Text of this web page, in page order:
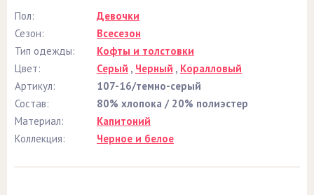
Пол:
Девочки
Сезон:
Всесезон
Тип одежды:
Кофты и толстовки
Цвет:
Серый , Черный , Коралловый
Артикул:
107-16/темно-серый
Состав:
80% хлопока / 20% полиэстер
Материал:
Капитоний
Коллекция:
Черное и белое